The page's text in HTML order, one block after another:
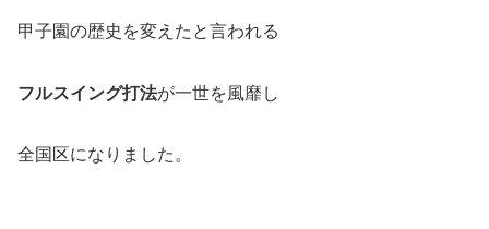
甲子園の歴史を変えたと言われる
フルスイング打法が一世を風靡し
全国区になりました。